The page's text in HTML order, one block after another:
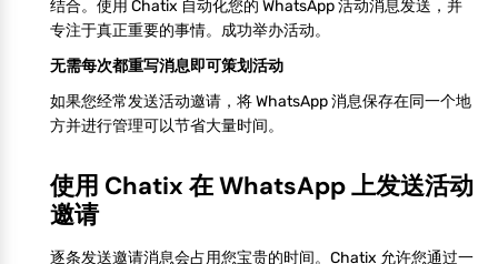
结合。使用 Chatix 自动化您的 WhatsApp 活动消息发送，并
专注于真正重要的事情。成功举办活动。
无需每次都重写消息即可策划活动
如果您经常发送活动邀请，将 WhatsApp 消息保存在同一个地
方并进行管理可以节省大量时间。
使用 Chatix 在 WhatsApp 上发送活动
邀请
逐条发送邀请消息会占用您宝贵的时间。Chatix 允许您通过一